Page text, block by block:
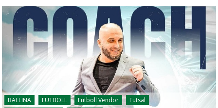
BALLINA FUTBOLL Futboll Vendor
Futsal